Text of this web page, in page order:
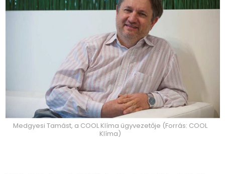
Medgyesi Tamást, a COOL Klíma ügyvezetője (Forrás: COOL
Klíma)